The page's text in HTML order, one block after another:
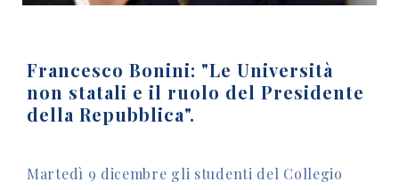
Francesco Bonini: "Le Università
non statali e il ruolo del Presidente
della Repubblica".
Martedì 9 dicembre gli studenti del Collegio